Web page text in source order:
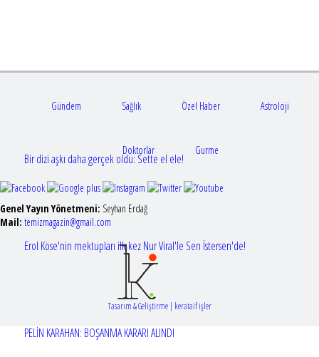
Bir dizi aşkı daha gerçek oldu: Sette el ele!
Erol Köse'nin mektupları ilk kez Nur Viral'le Sen İstersen'de!
PELİN KARAHAN: BOŞANMA KARARI ALINDI
Gündem Sağlık Özel Haber Astroloji
Doktorlar Gurme
Genel Yayın Yönetmeni: Seyhan Erdağ
Mail: temizmagazin@gmail.com
Tasarım & Geliştirme | kerataif işler